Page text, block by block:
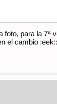
foto, para la 7ª
el cambio